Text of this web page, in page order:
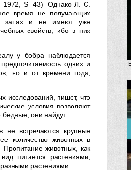
1972, S. 43). Однако Л. С.
время не получающих
запах и не имеют уже
свойств, ибо в них
у бобра наблюдается
одних и
но и от времени года,
исследований, пишет, что
условия позволяют
бедные, они найдут.
встречаются крупные
количество животных в
животных, как
питается растениями,
растениями.